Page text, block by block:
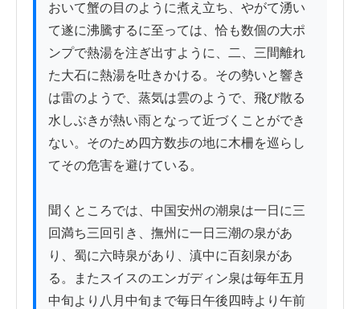
おいて蟹の目のように煮え立ち、やがて湧い
て遂に沸騰するに至っては、恰も数個の大ポ
ンプで熱湯を注ぎ出すように、二、三間離れ
た大石に熱湯を吐きかける。その勢いと響き
は雷のようで、蒸気は雲のようで、飛び散る
水しぶきが熱い雨となって近づくことができ
ない。そのため四方数歩の地に木柵を巡らし
てその危害を避けている。
聞くところでは、中国安州の潮泉は一日に三
回満ち三回引き、撫州に一日三潮の泉があ
り、蜀に六時泉があり、滇中に百刻泉があ
る。またスイスのエンガディン泉は毎年五月
中旬より八月中旬まで毎日午後四時より午前